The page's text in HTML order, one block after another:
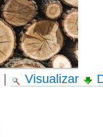
Visualizar